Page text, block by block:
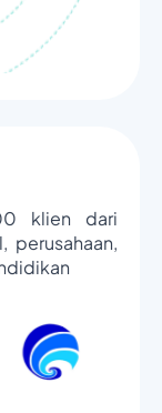
klien dari
perusahaan,